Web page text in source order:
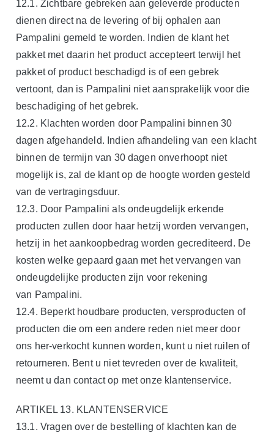
12.1. Zichtbare gebreken aan geleverde producten
dienen direct na de levering of bij ophalen aan
Pampalini gemeld te worden. Indien de klant het
pakket met daarin het product accepteert terwijl het
pakket of product beschadigd is of een gebrek
vertoont, dan is Pampalini niet aansprakelijk voor die
beschadiging of het gebrek.
12.2. Klachten worden door Pampalini binnen 30
dagen afgehandeld. Indien afhandeling van een klacht
binnen de termijn van 30 dagen onverhoopt niet
mogelijk is, zal de klant op de hoogte worden gesteld
van de vertragingsduur.
12.3. Door Pampalini als ondeugdelijk erkende
producten zullen door haar hetzij worden vervangen,
hetzij in het aankoopbedrag worden gecrediteerd. De
kosten welke gepaard gaan met het vervangen van
ondeugdelijke producten zijn voor rekening
van Pampalini.
12.4. Beperkt houdbare producten, versproducten of
producten die om een andere reden niet meer door
ons her-verkocht kunnen worden, kunt u niet ruilen of
retourneren. Bent u niet tevreden over de kwaliteit,
neemt u dan contact op met onze klantenservice.
ARTIKEL 13. KLANTENSERVICE
13.1. Vragen over de bestelling of klachten kan de